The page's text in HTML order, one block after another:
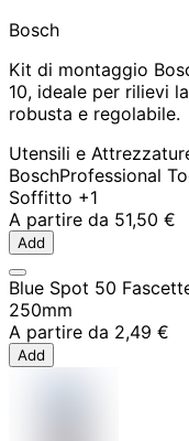
Bosch
Kit di montaggio
10, ideale per rilievi
robusta e regolabile.
Utensili e
BoschProfessional
Soffitto +1
A partire da 51,50 €
Add
Blue Spot 50
250mm
A partire da 2,49 €
Add